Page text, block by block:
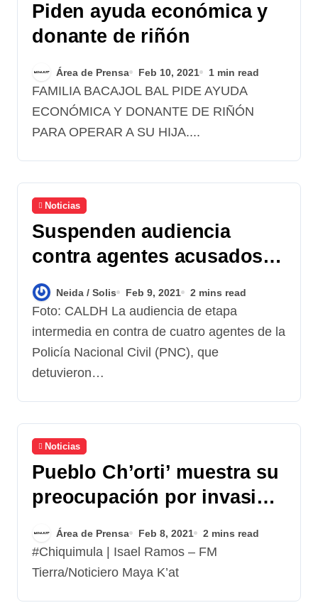
Piden ayuda económica y
donante de riñón
Área de Prensa Feb 10, 2021 1 min read
FAMILIA BACAJOL BAL PIDE AYUDA
ECONÓMICA Y DONANTE DE RIÑÓN
PARA OPERAR A SU HIJA....
Noticias
Suspenden audiencia
contra agentes acusados
en el caso de la periodista
Norma Sancir
Neida / Solis Feb 9, 2021 2 mins read
Foto: CALDH La audiencia de etapa
intermedia en contra de cuatro agentes de la
Policía Nacional Civil (PNC), que
detuvieron…
Noticias
Pueblo Ch’orti’ muestra su
preocupación por invasión
de su territorio
Área de Prensa Feb 8, 2021 2 mins read
#Chiquimula | Isael Ramos – FM
Tierra/Noticiero Maya K’at